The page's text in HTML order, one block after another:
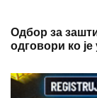
Одбор за
одговори ко